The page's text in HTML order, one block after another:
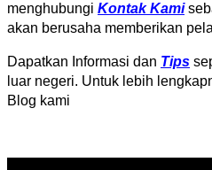
menghubungi Kontak Kami
akan berusaha memberikan
Dapatkan Informasi dan Tips
luar negeri. Untuk lebih
Blog kami